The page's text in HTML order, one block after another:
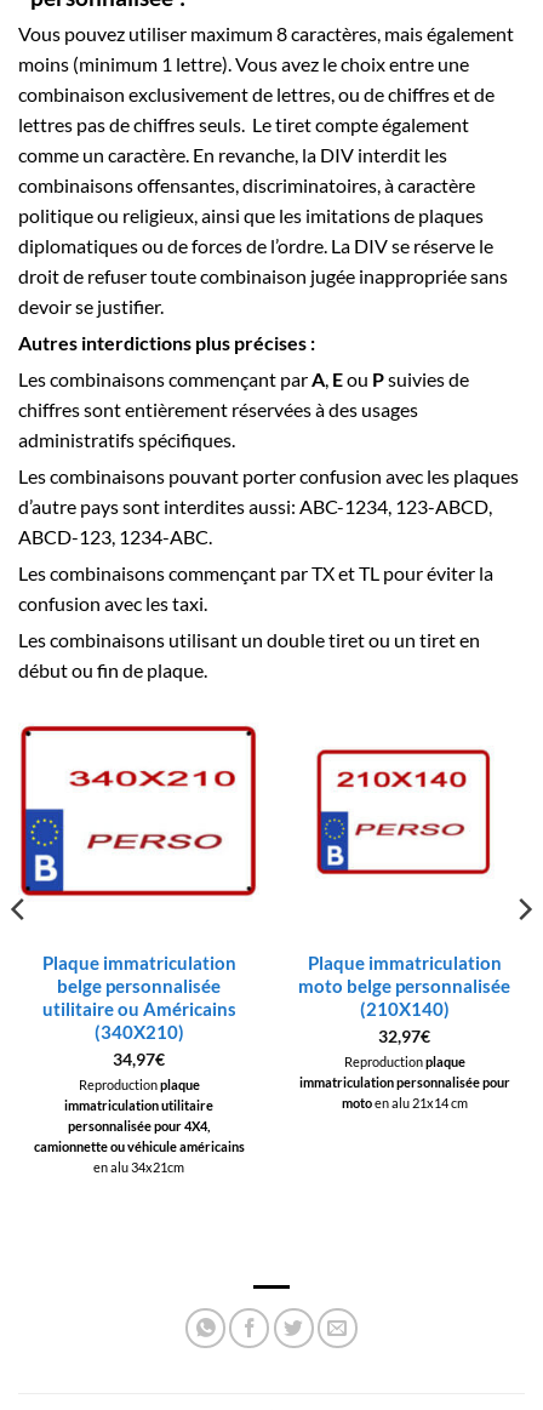
Vous pouvez utiliser maximum 8 caractères, mais également
moins (minimum 1 lettre). Vous avez le choix entre une
combinaison exclusivement de lettres, ou de chiffres et de
lettres pas de chiffres seuls. Le tiret compte également
comme un caractère. En revanche, la DIV interdit les
combinaisons offensantes, discriminatoires, à caractère
politique ou religieux, ainsi que les imitations de plaques
diplomatiques ou de forces de l’ordre. La DIV se réserve le
droit de refuser toute combinaison jugée inappropriée sans
devoir se justifier.
Autres interdictions plus précises :
Les combinaisons commençant par A Eou Psuivies de
chiffres sont entièrement réservées à des usages
administratifs spécifiques.
Les combinaisons pouvant porter confusion avec les plaques
d’autre pays sont interdites aussi: ABC-1234, 123-ABCD,
ABCD-123, 1234-ABC.
Les combinaisons commençant par TX et TL pour éviter la
confusion avec les taxi.
Les combinaisons utilisant un double tiret ou un tiret en
début ou fin de plaque.
Plaque immatriculation
belge personnalisée
utilitaire ou Américains
(340X210)
34,97€
Reproductionplaque
immatriculation utilitaire
personnalisée pour 4X4,
camionnette ou véhicule américains
en alu 34x21cm
Plaque immatriculation
moto belge personnalisée
(210X140)
32,97€
Reproductionplaque
immatriculation personnalisée pour
motoen alu 21x14 cm